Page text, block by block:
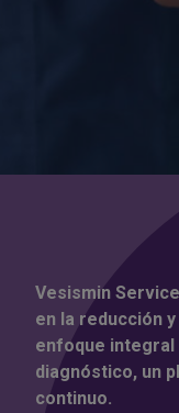
Vesismin
en la reducción
enfoque integral
diagnóstico, un
continuo.